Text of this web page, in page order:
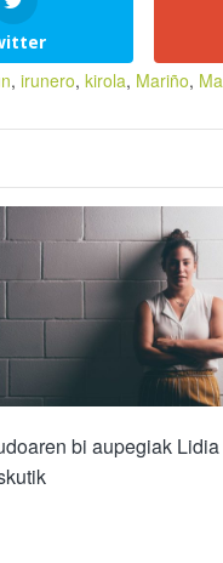
, irunero, kirola, Mariño,
bi aupegiak